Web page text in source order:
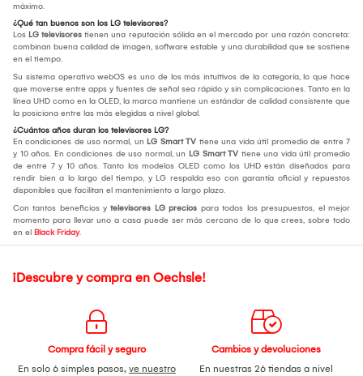
máximo.
¿Qué tan buenos son los LG televisores?
Los LG televisores tienen una reputación sólida en el mercado por una razón concreta:
combinan buena calidad de imagen, software estable y una durabilidad que se sostiene
en el tiempo.
Su sistema operativo webOS es uno de los más intuitivos de la categoría, lo que hace
que moverse entre apps y fuentes de señal sea rápido y sin complicaciones. Tanto en la
línea UHD como en la OLED, la marca mantiene un estándar de calidad consistente que
la posiciona entre las más elegidas a nivel global.
¿Cuántos años duran los televisores LG?
En condiciones de uso normal, un LG Smart TV tiene una vida útil promedio de entre 7
y 10 años. En condiciones de uso normal, un LG Smart TV tiene una vida útil promedio
de entre 7 y 10 años. Tanto los modelos OLED como los UHD están diseñados para
rendir bien a lo largo del tiempo, y LG respalda eso con garantía oficial y repuestos
disponibles que facilitan el mantenimiento a largo plazo.
Con tantos beneficios y televisores LG precios para todos los presupuestos, el mejor
momento para llevar uno a casa puede ser más cercano de lo que crees, sobre todo
en el Black Friday.
¡Descubre y compra en Oechsle!
Compra fácil y seguro
En solo 6 simples pasos, ve nuestro
Cambios y devoluciones
En nuestras 26 tiendas a nivel